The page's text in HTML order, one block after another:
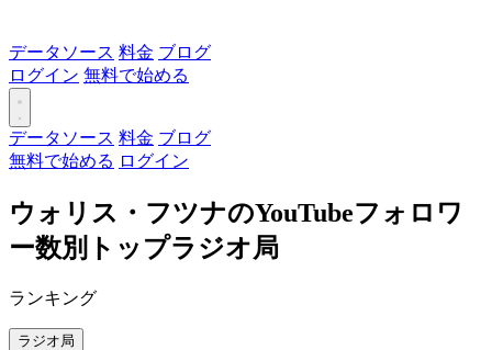
データソース 料金 ブログ
ログイン 無料で始める
データソース 料金 ブログ
無料で始める ログイン
ウォリス・フツナのYouTubeフォロワ
ー数別トップラジオ局
ランキング
ラジオ局